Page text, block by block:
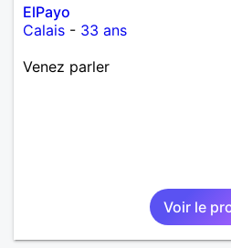
ElPayo
Calais - 33 ans
Venez parler
Voir le